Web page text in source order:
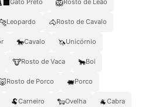
Gato Preto 🦁Rosto de Leão
Leopardo 🐴Rosto de Cavalo
🐎Cavalo 🦄Unicórnio
🐮Rosto de Vaca 🐂Boi
Rosto de Porco 🐖Porco
🐏Carneiro 🐑Ovelha 🐐Cabra